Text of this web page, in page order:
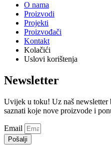
O nama
Proizvodi
Projekti
Proizvođači
Kontakt
Kolačići
Uslovi korištenja
Newsletter
Uvijek u toku! Uz naš newsletter
saznati koje nove proizvode i
Email
Pošalji